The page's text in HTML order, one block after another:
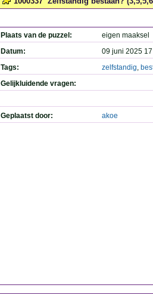
Plaats van de puzzel:
eigen maaksel
Datum:
09 juni 2025
Tags:
zelfstandig,
Gelijkluidende vragen:
Geplaatst door: akoe